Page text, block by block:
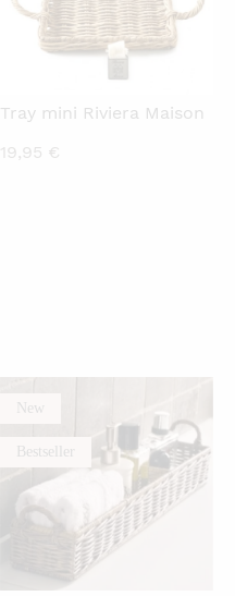
Tray mini Riviera Maison
19,95 €
New
Bestseller